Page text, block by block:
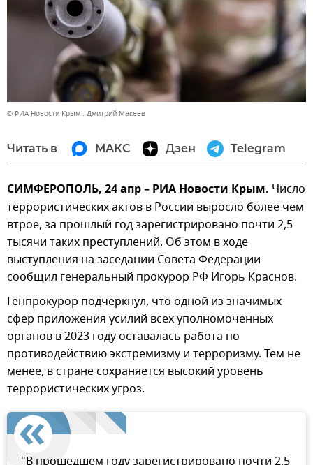
© РИА Новости Крым . Дмитрий Макеев
Читать в МАКС Дзен Telegram
СИМФЕРОПОЛЬ, 24 апр – РИА Новости Крым. Число
террористических актов в России выросло более чем
втрое, за прошлый год зарегистрировано почти 2,5
тысячи таких преступлений. Об этом в ходе
выступления на заседании Совета Федерации
сообщил генеральный прокурор РФ Игорь Краснов.
Генпрокурор подчеркнул, что одной из значимых
сфер приложения усилий всех уполномоченных
органов в 2023 году оставалась работа по
противодействию экстремизму и терроризму. Тем не
менее, в стране сохраняется высокий уровень
террористических угроз.
"В прошедшем году зарегистрировано почти 2,5